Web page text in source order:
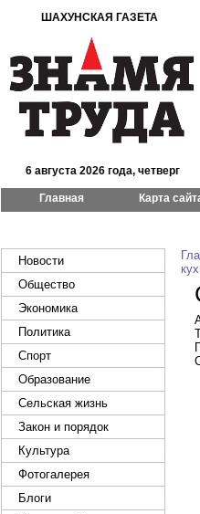
ШАХУНСКАЯ ГАЗЕТА
6 августа 2026 года, четверг
Главная Карта
Новости
Общество
Экономика
Политика
Спорт
Образование
Сельская жизнь
Закон и порядок
Культура
Фотогалерея
Блоги